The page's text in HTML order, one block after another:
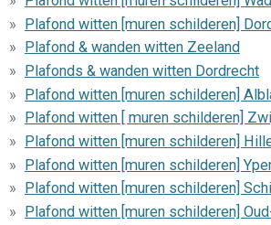
Plafond witten [muren schilderen]
Plafond & wanden witten Zeeland
Plafonds & wanden witten Dordrecht
Plafond witten [muren schilderen]
Plafond witten [ muren schilderen]
Plafond witten [muren schilderen]
Plafond witten [muren schilderen]
Plafond witten [muren schilderen]
Plafond witten [muren schilderen]